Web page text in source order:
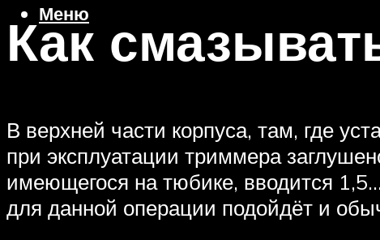
Меню
Как
В верхней части корпуса, там, где
при эксплуатации триммера
имеющегося на тюбике, вводится
для данной операции подойдёт и